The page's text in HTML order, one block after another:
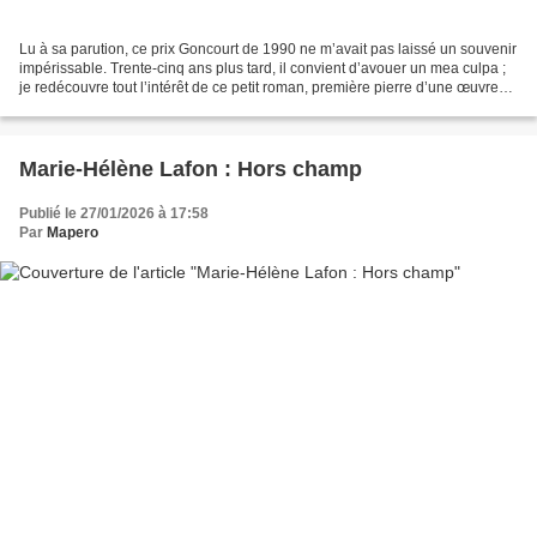
Lu à sa parution, ce prix Goncourt de 1990 ne m’avait pas laissé un souvenir
impérissable. Trente-cinq ans plus tard, il convient d’avouer un mea culpa ;
je redécouvre tout l’intérêt de ce petit roman, première pierre d’une œuvre
Marie-Hélène Lafon : Hors champ
Publié le 27/01/2026 à 17:58
Par Mapero